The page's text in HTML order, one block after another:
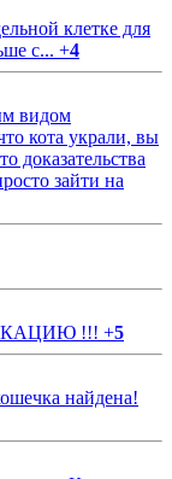
клетке для
с... +4
видом
кота украли, вы
доказательства
зайти на
!!! +5
найдена!